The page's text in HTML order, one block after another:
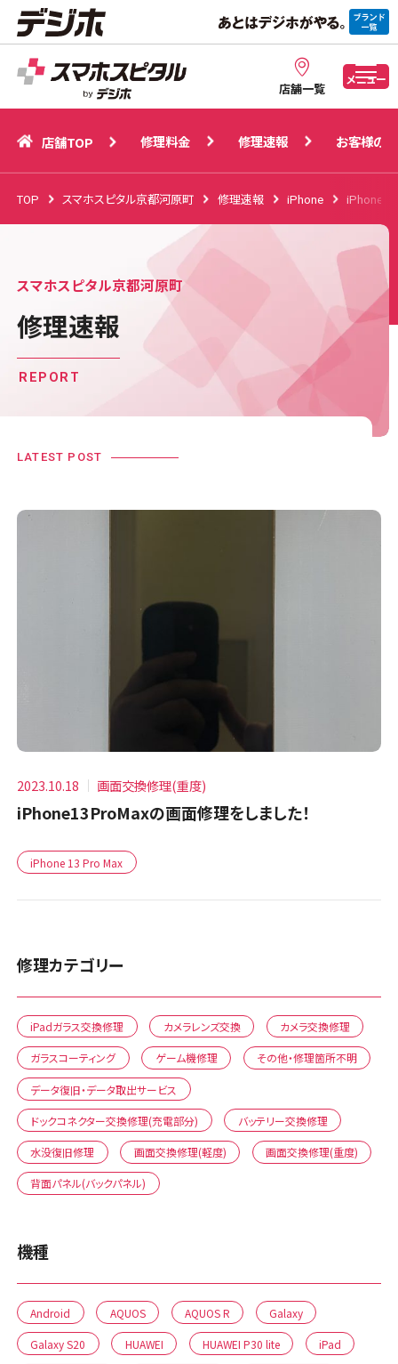
店舗一覧
メニュー
店舗TOP 修理速報 お客様の声
店舗TOP 修理料金 修理速報 お客様の声
TOP スマホスピタル京都河原町 修理速報 iPhone iPhone
スマホスピタル京都河原町
修理速報
REPORT
LATEST POST
2023.10.18 画面交換修理(重度)
iPhone13ProMaxの画面修理をしました！
iPhone 13 Pro Max
修理カテゴリー
iPadガラス交換修理 カメラレンズ交換 カメラ交換修理
ガラスコーティング ゲーム機修理 その他・修理箇所不明
データ復旧・データ取出サービス
ドックコネクター交換修理(充電部分) バッテリー交換修理
水没復旧修理 画面交換修理(軽度) 画面交換修理(重度)
背面パネル(バックパネル)
機種
Android AQUOS AQUOS R Galaxy
Galaxy S20 HUAWEI HUAWEI P30 lite iPad